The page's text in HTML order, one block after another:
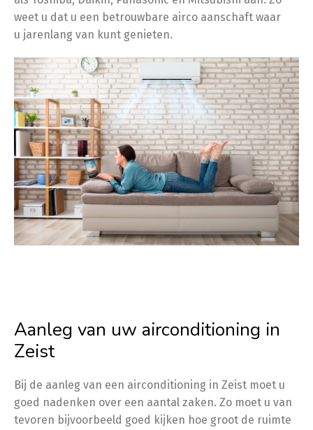
weet u dat u een betrouwbare airco aanschaft waar
u jarenlang van kunt genieten.
Aanleg van uw airconditioning in
Zeist
Bij de aanleg van een airconditioning in Zeist moet u
goed nadenken over een aantal zaken. Zo moet u van
tevoren bijvoorbeeld goed kijken hoe groot de ruimte